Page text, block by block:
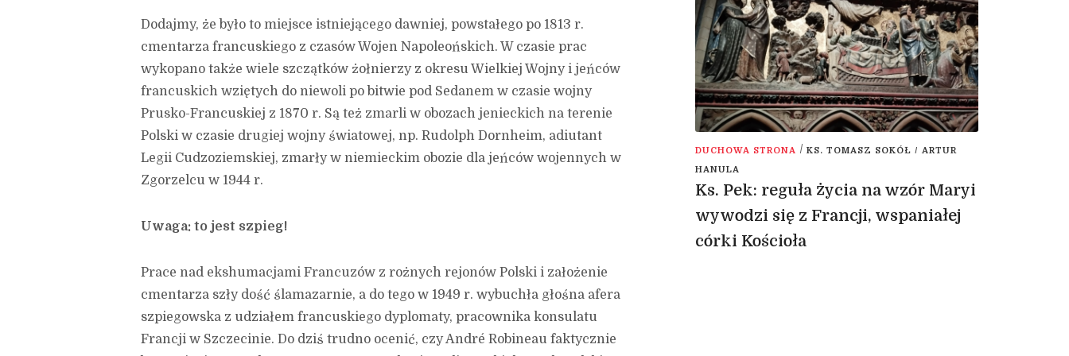
Dodajmy, że było to miejsce istniejącego dawniej, powstałego po 1813 r.
cmentarza francuskiego z czasów Wojen Napoleońskich. W czasie prac
wykopano także wiele szczątków żołnierzy z okresu Wielkiej Wojny i jeńców
francuskich wziętych do niewoli po bitwie pod Sedanem w czasie wojny
Prusko-Francuskiej z 1870 r. Są też zmarli w obozach jenieckich na terenie
Polski w czasie drugiej wojny światowej, np. Rudolph Dornheim, adiutant
Legii Cudzoziemskiej, zmarły w niemieckim obozie dla jeńców wojennych w
Zgorzelcu w 1944 r.
Uwaga: to jest szpieg!
Prace nad ekshumacjami Francuzów z rożnych rejonów Polski i założenie
cmentarza szły dość ślamazarnie, a do tego w 1949 r. wybuchła głośna afera
szpiegowska z udziałem francuskiego dyplomaty, pracownika konsulatu
Francji w Szczecinie. Do dziś trudno ocenić, czy André Robineau faktycznie
DUCHOWA STRONA / KS. TOMASZ SOKÓŁ / ARTUR
HANULA
Ks. Pek: reguła życia na wzór Maryi
wywodzi się z Francji, wspaniałej
córki Kościoła